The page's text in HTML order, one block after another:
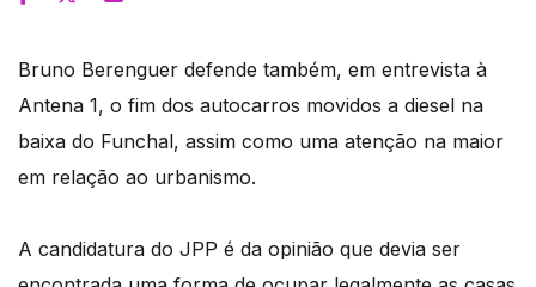
Bruno Berenguer defende também, em entrevista à
Antena 1, o fim dos autocarros movidos a diesel na
baixa do Funchal, assim como uma atenção na maior
em relação ao urbanismo.
A candidatura do JPP é da opinião que devia ser